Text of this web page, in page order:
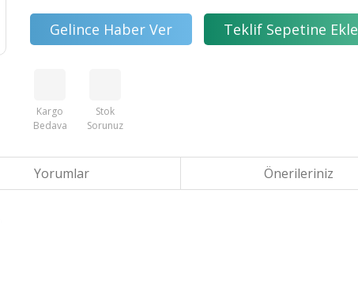
Gelince Haber Ver Teklif Sepetine Ekle
Kargo
Bedava
Stok
Sorunuz
Yorumlar Önerileriniz